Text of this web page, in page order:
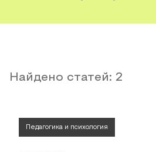
Найдено статей: 2
Педагогика и психология